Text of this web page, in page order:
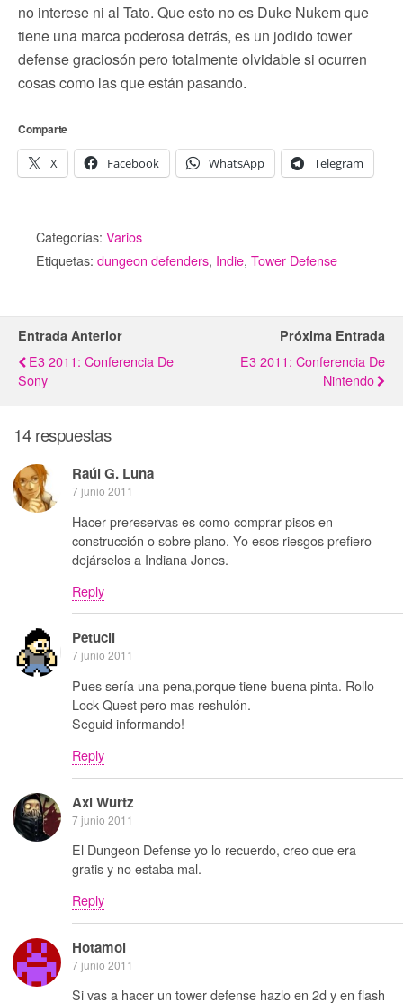
no interese ni al Tato. Que esto no es Duke Nukem que
tiene una marca poderosa detrás, es un jodido tower
defense graciosón pero totalmente olvidable si ocurren
cosas como las que están pasando.
Comparte
X Facebook WhatsApp Telegram
Categorías: Varios
Etiquetas: dungeon defenders, Indie, Tower Defense
Entrada Anterior
E3 2011: Conferencia De
Sony
Próxima Entrada
E3 2011: Conferencia De
Nintendo
14 respuestas
Raúl G. Luna
7 junio 2011
Hacer prereservas es como comprar pisos en
construcción o sobre plano. Yo esos riesgos prefiero
dejárselos a Indiana Jones.
Reply
Petucli
7 junio 2011
Pues sería una pena,porque tiene buena pinta. Rollo
Lock Quest pero mas reshulón.
Seguid informando!
Reply
Axl Wurtz
7 junio 2011
El Dungeon Defense yo lo recuerdo, creo que era
gratis y no estaba mal.
Reply
Hotamol
7 junio 2011
Si vas a hacer un tower defense hazlo en 2d y en flash